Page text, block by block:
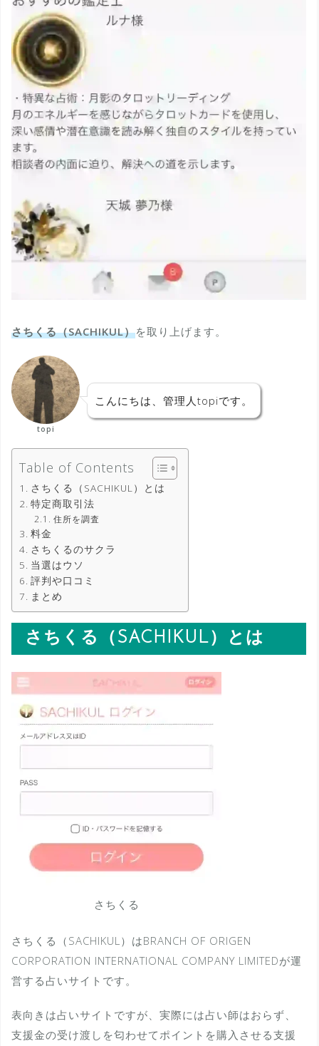
さちくる（SACHIKUL）を取り上げます。
topi
こんにちは、管理人topiです。
Table of Contents
さちくる（SACHIKUL）とは
特定商取引法
住所を調査
料金
さちくるのサクラ
当選はウソ
評判や口コミ
まとめ
さちくる（SACHIKUL）とは
さちくる
さちくる（SACHIKUL）はBRANCH OF ORIGEN
CORPORATION INTERNATIONAL COMPANY LIMITEDが運
営する占いサイトです。
表向きは占いサイトですが、実際には占い師はおらず、
支援金の受け渡しを匂わせてポイントを購入させる支援